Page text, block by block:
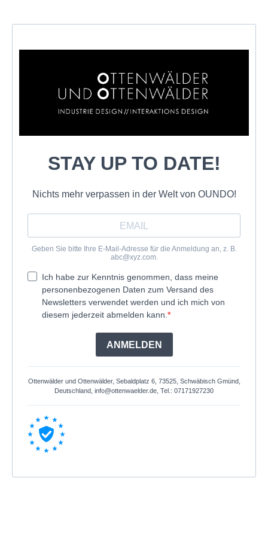
STAY UP TO DATE!
Nichts mehr verpassen in der Welt von OUNDO!
Geben Sie bitte Ihre E-Mail-Adresse für die Anmeldung an, z. B.
abc@xyz.com.
Ich habe zur Kenntnis genommen, dass meine
personenbezogenen Daten zum Versand des
Newsletters verwendet werden und ich mich von
diesem jederzeit abmelden kann.
ANMELDEN
Ottenwälder und Ottenwälder, Sebaldplatz 6, 73525, Schwäbisch Gmünd,
Deutschland, info@ottenwaelder.de , Tel.: 07171927230